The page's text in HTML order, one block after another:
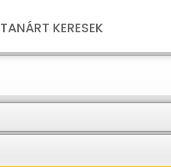
TANÁRT KERESEK